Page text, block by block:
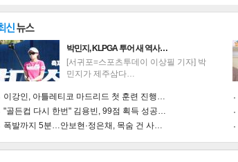
박민지, KLPGA 투어 새 역사…
[서귀포=스포츠투데이 이상필 기자] 박
민지가 제주삼다…
이강인, 아틀레티코 마드리드 첫 훈련 진행…
"골든컵 다시 한번" 김용빈, 99점 획득 성공…
폭발까지 5분…안보현·정은채, 목숨 건 사…